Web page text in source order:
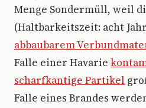
Menge Sondermüll, weil
(Haltbarkeitszeit: acht
abbaubarem
Falle einer Havarie
scharfkantige Partikel
Falle eines Brandes